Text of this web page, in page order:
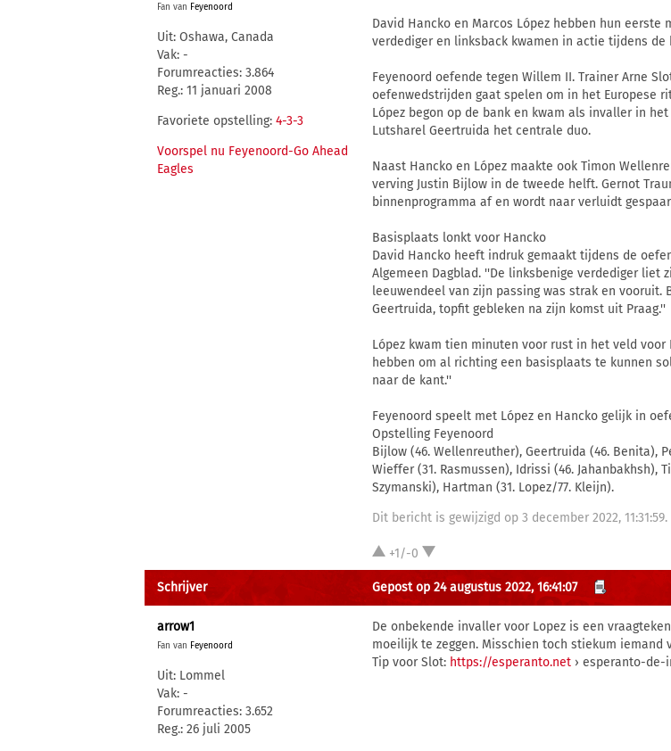
Fan van Feyenoord
Uit: Oshawa, Canada
Vak: -
Forumreacties: 3.864
Reg.: 11 januari 2008
Favoriete opstelling: 4-3-3
Voorspel nu Feyenoord-Go Ahead
Eagles
David Hancko en Marcos López hebben hun
verdediger en linksback kwamen in actie tijdens
Feyenoord oefende tegen Willem II. Trainer Arne
oefenwedstrijden gaat spelen om in het Europese
López begon op de bank en kwam als invaller in
Lutsharel Geertruida het centrale duo.
Naast Hancko en López maakte ook Timon
verving Justin Bijlow in de tweede helft. Gernot
binnenprogramma af en wordt naar verluidt
Basisplaats lonkt voor Hancko
David Hancko heeft indruk gemaakt tijdens de
Algemeen Dagblad. ''De linksbenige verdediger liet
leeuwendeel van zijn passing was strak en
Geertruida, topfit gebleken na zijn komst uit Praag.''
López kwam tien minuten voor rust in het veld
hebben om al richting een basisplaats te kunnen
naar de kant.''
Feyenoord speelt met López en Hancko gelijk in
Opstelling Feyenoord
Bijlow (46. Wellenreuther), Geertruida (46. Benita),
Wieffer (31. Rasmussen), Idrissi (46. Jahanbakhsh),
Szymanski), Hartman (31. Lopez/77. Kleijn).
Dit bericht is gewijzigd op 3 december 2022, 11:31:59.
+1/-0
Schrijver Gepost op 24 augustus 2022, 16:41:07
arrow1
Fan van Feyenoord
Uit: Lommel
Vak: -
Forumreacties: 3.652
Reg.: 26 juli 2005
De onbekende invaller voor Lopez is een
moeilijk te zeggen. Misschien toch stiekum iemand
Tip voor Slot: https://esperanto.net › esperanto-